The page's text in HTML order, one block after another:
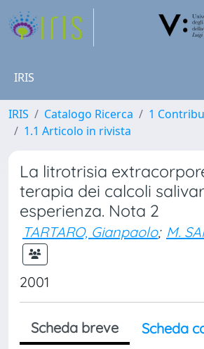
IRIS
IRIS Catalogo Ricerca
1
1.1 Articolo in rivista
La litrotrisia
terapia dei calcoli
esperienza. Nota 2
TARTARO, Gianpaolo; M.
2001
Scheda breve
Scheda